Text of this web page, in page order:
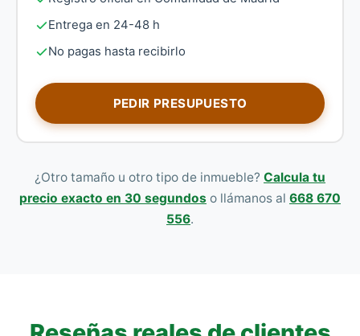
Entrega en 24-48 h
No pagas hasta recibirlo
PEDIR PRESUPUESTO
¿Otro tamaño u otro tipo de inmueble? Calcula tu
precio exacto en 30 segundos o llámanos al 668 670
556.